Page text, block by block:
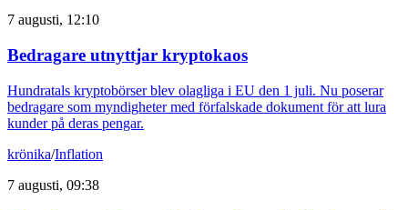
7 augusti, 12:10
Bedragare utnyttjar kryptokaos
Hundratals kryptobörser blev olagliga i EU den 1 juli. Nu poserar
bedragare som myndigheter med förfalskade dokument för att lura
kunder på deras pengar.
krönika/Inflation
7 augusti, 09:38